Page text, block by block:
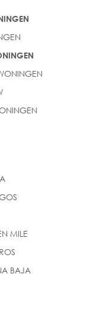
MILE
BAJA